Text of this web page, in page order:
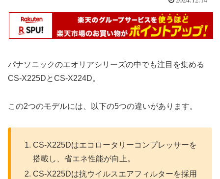
パナソニックのエオリアシリーズの中でも注目を集める
CS-X225DとCS-X224D。
この2つのモデルには、以下の5つの違いがあります。
CS-X225Dはエコロータリーコンプレッサーを
搭載し、省エネ性能が向上。
CS-X225Dは抗ウイルスエアフィルターを採用